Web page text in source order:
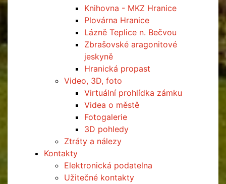
Knihovna - MKZ Hranice
Plovárna Hranice
Lázně Teplice n. Bečvou
Zbrašovské aragonitové
jeskyně
Hranická propast
Video, 3D, foto
Virtuální prohlídka zámku
Videa o městě
Fotogalerie
3D pohledy
Ztráty a nálezy
Kontakty
Elektronická podatelna
Užitečné kontakty